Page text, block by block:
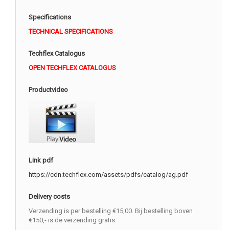
Specifications
TECHNICAL SPECIFICATIONS
Techflex Catalogus
OPEN TECHFLEX CATALOGUS
Productvideo
Link pdf
https://cdn.techflex.com/assets/pdfs/catalog/ag.pdf
Delivery costs
Verzending is per bestelling €15,00. Bij bestelling boven
€150,- is de verzending gratis.